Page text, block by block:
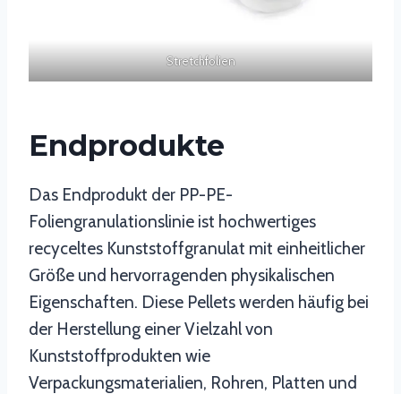
Stretchfolien
Endprodukte
Das Endprodukt der PP-PE-
Foliengranulationslinie ist hochwertiges
recyceltes Kunststoffgranulat mit einheitlicher
Größe und hervorragenden physikalischen
Eigenschaften. Diese Pellets werden häufig bei
der Herstellung einer Vielzahl von
Kunststoffprodukten wie
Verpackungsmaterialien, Rohren, Platten und